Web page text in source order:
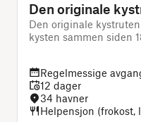
Den originale
Den originale
kysten sammen siden
Regelmessige
12 dager
34 havner
Helpensjon (frokost,